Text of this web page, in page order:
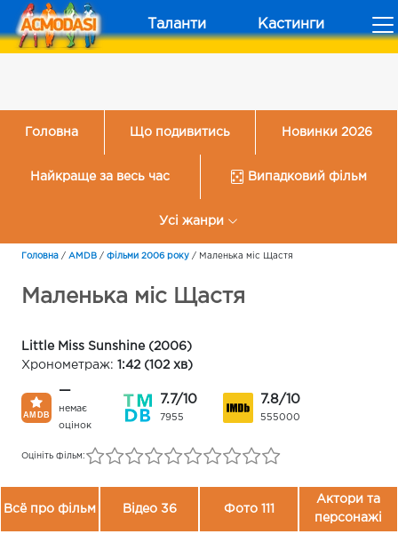
Таланти Кастинги
Головна Що подивитись Новинки 2026
Найкраще за весь час Випадковий фільм
Усі жанри
Головна / AMDB / Фільми 2006 року / Маленька міс Щастя
Маленька міс Щастя
Little Miss Sunshine (2006)
Хронометраж: 1:42 (102 хв)
—
немає
оцінок
7.7/10
7955
7.8/10
555000
Оцініть фільм:
Всё про фільм Відео 36 Фото 111
Актори та
персонажі